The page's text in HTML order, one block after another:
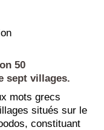
50
sept villages.
mots grecs
situés sur le
constituant